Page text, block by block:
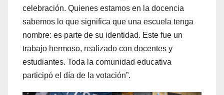
celebración. Quienes estamos en la docencia
sabemos lo que significa que una escuela tenga
nombre: es parte de su identidad. Este fue un
trabajo hermoso, realizado con docentes y
estudiantes. Toda la comunidad educativa
participó el día de la votación”.